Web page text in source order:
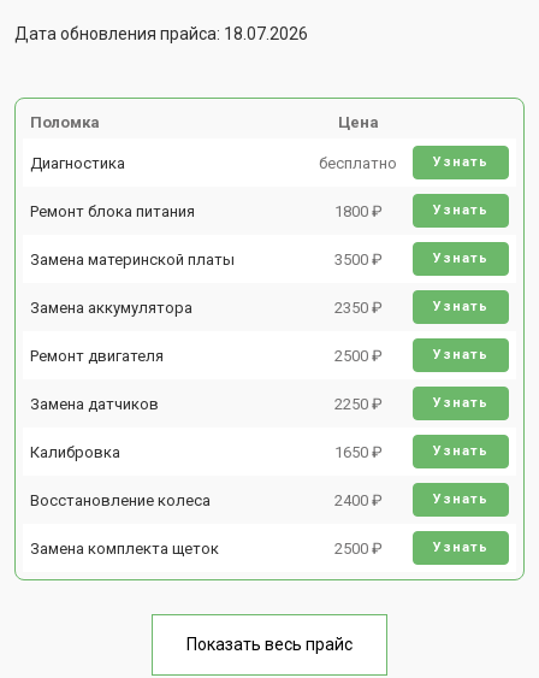
Дата обновления прайса: 18.07.2026
Поломка Цена
Диагностика бесплатно Узнать
Ремонт блока питания 1800 ₽ Узнать
Замена материнской платы 3500 ₽ Узнать
Замена аккумулятора 2350 ₽ Узнать
Ремонт двигателя 2500 ₽ Узнать
Замена датчиков 2250 ₽ Узнать
Калибровка 1650 ₽ Узнать
Восстановление колеса 2400 ₽ Узнать
Замена комплекта щеток 2500 ₽ Узнать
Показать весь прайс